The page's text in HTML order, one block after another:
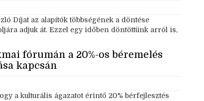
Díjat az alapítók többségének a döntése
adjuk át. Ezzel egy időben döntöttünk arról is,
fórumán a 20%-os béremelés
kapcsán
a kulturális ágazatot érintő 20% bérfejlesztés